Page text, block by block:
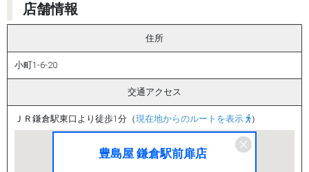
店舗情報
住所
小町1-6-20
交通アクセス
ＪＲ鎌倉駅東口より徒歩1分（現在地からのルートを表示 ）
豊島屋 鎌倉駅前扉店